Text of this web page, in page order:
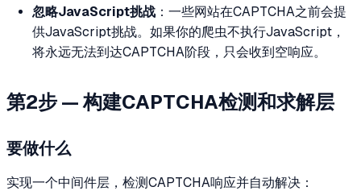
忽略JavaScript挑战 ：一些网站在CAPTCHA之前会提
供JavaScript挑战。如果你的爬虫不执行JavaScript，
将永远无法到达CAPTCHA阶段，只会收到空响应。
第2步 — 构建CAPTCHA检测和求解层
要做什么
实现一个中间件层，检测CAPTCHA响应并自动解决：